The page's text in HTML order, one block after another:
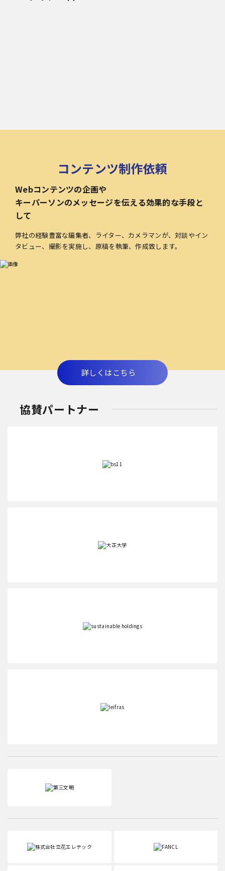
コンテンツ制作依頼
Webコンテンツの企画や
キーパーソンのメッセージを伝える効果的な手段と
して
弊社の経験豊富な編集者、ライター、カメラマンが、対談やイン
タビュー、撮影を実施し、原稿を執筆、作成致します。
詳しくはこちら
協賛パートナー